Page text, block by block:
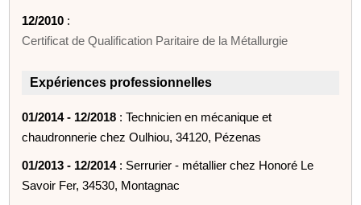
12/2010 :
Certificat de Qualification Paritaire de la Métallurgie
Expériences professionnelles
01/2014 - 12/2018 : Technicien en mécanique et
chaudronnerie chez Oulhiou, 34120, Pézenas
01/2013 - 12/2014: Serrurier - métallier chez Honoré Le
Savoir Fer, 34530, Montagnac